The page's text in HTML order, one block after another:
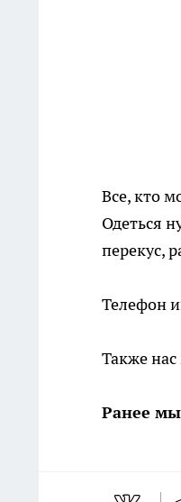
Все, кто
Одеться
перекус,
Телефон
Также
Ранее